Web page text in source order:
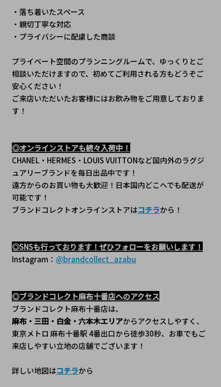
・落ち着いたスペース
・親切丁寧な対応
・プライバシーに配慮した商談
プライベート空間のプランニングルームで、ゆっくりとご
相談いただけますので、初めてご利用される方もどうぞご
安心ください！
ご来店いただいたお客様にはお飲み物をご用意しておりま
す！
◎オンラインストアも続々入荷中！
CHANEL・HERMES・LOUIS VUITTONなど国内外のラグジ
ュアリーブランドを毎日出品中です！
遠方からのお買い物も大歓迎！日本国内どこへでも配送が
可能です！
ブランドコレクトオンラインストアはコチラから！
◎SNSも行っております！ぜひフォローをお願いします！
Instagram： @brandcollect_azabu
◎ブランドコレクト麻布十番店へのアクセス
ブランドコレクト麻布十番店は、
麻布・三田・白金・六本木エリアからアクセスしやすく、
東京メトロ 麻布十番駅 4番出口から徒歩30秒、﻿お車でもご
来店しやすい立地の店舗でございます！
詳しい地図はコチラから